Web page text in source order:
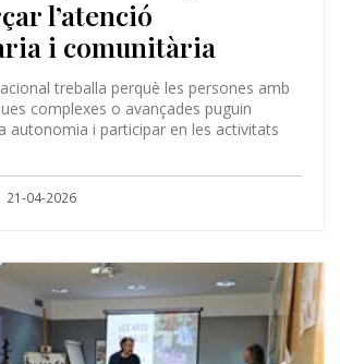
l’atenció
i comunitària
treballa perquè les persones amb
complexes o avançades puguin
autonomia i participar en les activitats
21-04-2026